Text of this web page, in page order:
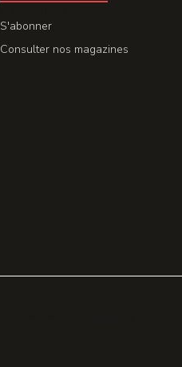
S'abonner
Consulter nos magazines